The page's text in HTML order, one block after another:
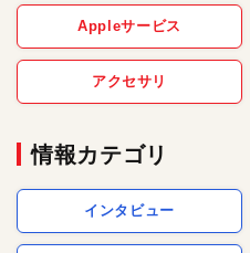
Appleサービス
アクセサリ
情報カテゴリ
インタビュー